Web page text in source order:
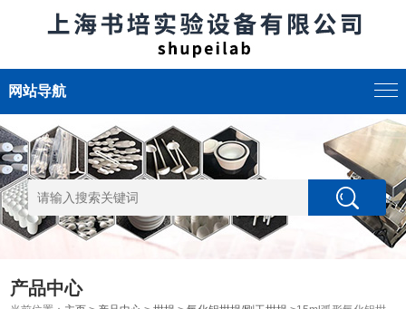
网站导航
产品中心